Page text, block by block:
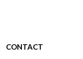
CONTACT